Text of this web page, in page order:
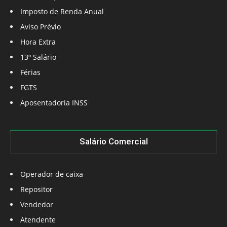
Imposto de Renda Anual
Aviso Prévio
Hora Extra
13º Salário
Férias
FGTS
Aposentadoria INSS
Salário Comercial
Operador de caixa
Repositor
Vendedor
Atendente